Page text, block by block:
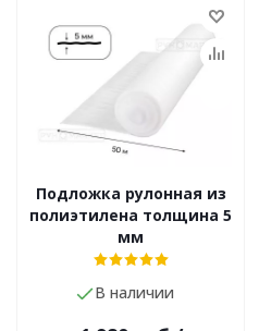
Подложка рулонная из
полиэтилена толщина 5
мм
В наличии